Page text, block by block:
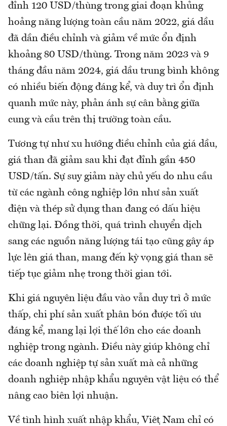
đỉnh 120 USD/thùng trong giai đoạn khủng
hoảng năng lượng toàn cầu năm 2022, giá dầu
đã dần điều chỉnh và giảm về mức ổn định
khoảng 80 USD/thùng. Trong năm 2023 và 9
tháng đầu năm 2024, giá dầu trung bình không
có nhiều biến động đáng kể, và duy trì ổn định
quanh mức này, phản ánh sự cân bằng giữa
cung và cầu trên thị trường toàn cầu.
Tương tự như xu hướng điều chỉnh của giá dầu,
giá than đã giảm sau khi đạt đỉnh gần 450
USD/tấn. Sự suy giảm này chủ yếu do nhu cầu
từ các ngành công nghiệp lớn như sản xuất
điện và thép sử dụng than đang có dấu hiệu
chững lại. Đồng thời, quá trình chuyển dịch
sang các nguồn năng lượng tái tạo cũng gây áp
lực lên giá than, mang đến kỳ vọng giá than sẽ
tiếp tục giảm nhẹ trong thời gian tới.
Khi giá nguyên liệu đầu vào vẫn duy trì ở mức
thấp, chi phí sản xuất phân bón được tối ưu
đáng kể, mang lại lợi thế lớn cho các doanh
nghiệp trong ngành. Điều này giúp không chỉ
các doanh nghiệp tự sản xuất mà cả những
doanh nghiệp nhập khẩu nguyên vật liệu có thể
nâng cao biên lợi nhuận.
Về tình hình xuất nhập khẩu, Việt Nam chỉ có